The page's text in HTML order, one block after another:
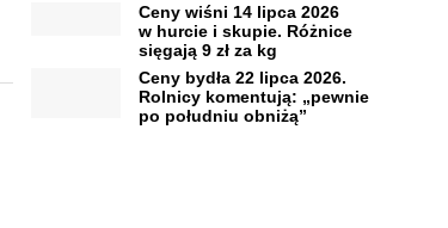
Ceny wiśni 14 lipca 2026
w hurcie i skupie. Różnice
sięgają 9 zł za kg
Ceny bydła 22 lipca 2026.
Rolnicy komentują: „pewnie
po południu obniżą”